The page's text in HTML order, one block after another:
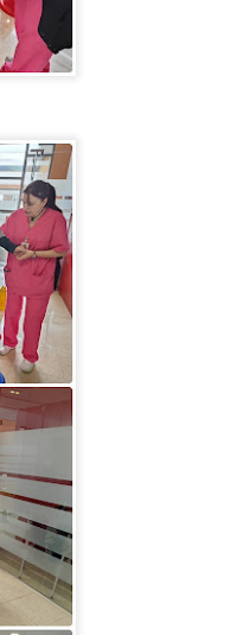
mejor espíritu.
DEL DNI
El hecho va mucho más allá de
personal, inclusión social
para ejercer sus
y recursos de la comunidad de
Leni, una fecha muy